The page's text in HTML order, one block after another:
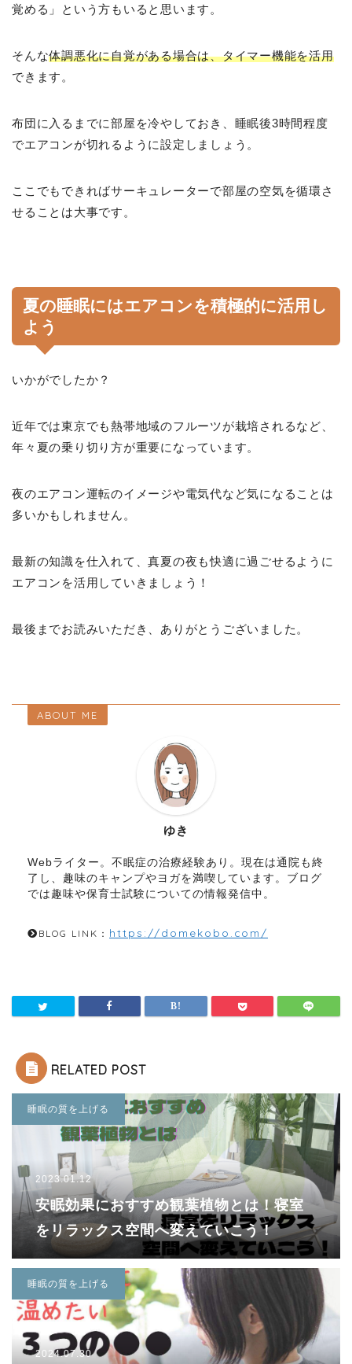
覚める」という方もいると思います。
そんな体調悪化に自覚がある場合は、タイマー機能を活用
できます。
布団に入るまでに部屋を冷やしておき、睡眠後3時間程度
でエアコンが切れるように設定しましょう。
ここでもできればサーキュレーターで部屋の空気を循環さ
せることは大事です。
夏の睡眠にはエアコンを積極的に活用し
よう
いかがでしたか？
近年では東京でも熱帯地域のフルーツが栽培されるなど、
年々夏の乗り切り方が重要になっています。
夜のエアコン運転のイメージや電気代など気になることは
多いかもしれません。
最新の知識を仕入れて、真夏の夜も快適に過ごせるように
エアコンを活用していきましょう！
最後までお読みいただき、ありがとうございました。
ABOUT ME
ゆき
Webライター。不眠症の治療経験あり。現在は通院も終
了し、趣味のキャンプやヨガを満喫しています。ブログ
では趣味や保育士試験についての情報発信中。
BLOG LINK： https://domekobo.com/
RELATED POST
睡眠の質を上げる
2023.01.12
安眠効果におすすめ観葉植物とは！寝室
をリラックス空間へ変えていこう！
睡眠の質を上げる
2024.07.30